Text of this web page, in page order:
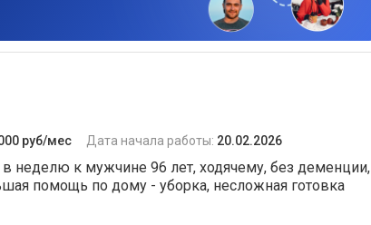
руб/мес Дата начала работы: 20.02.2026
в неделю к мужчине 96 лет, ходячему, без деменции,
помощь по дому - уборка, несложная готовка